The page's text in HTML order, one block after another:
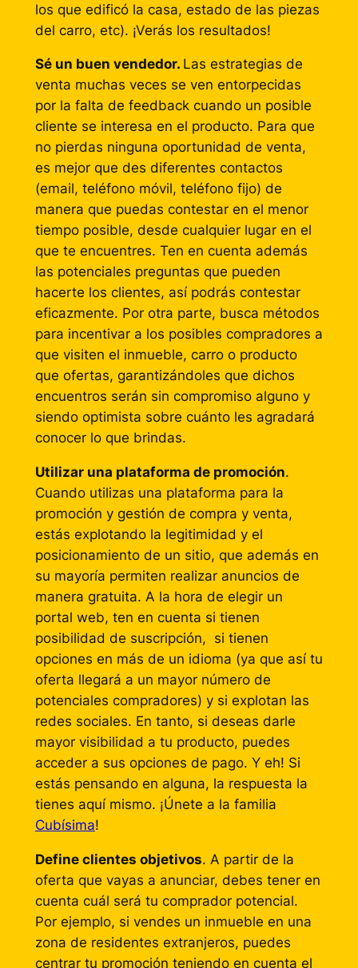
los que edificó la casa, estado de las piezas
del carro, etc). ¡Verás los resultados!
Sé un buen vendedor. Las estrategias de
venta muchas veces se ven entorpecidas
por la falta de feedback cuando un posible
cliente se interesa en el producto. Para que
no pierdas ninguna oportunidad de venta,
es mejor que des diferentes contactos
(email, teléfono móvil, teléfono fijo) de
manera que puedas contestar en el menor
tiempo posible, desde cualquier lugar en el
que te encuentres. Ten en cuenta además
las potenciales preguntas que pueden
hacerte los clientes, así podrás contestar
eficazmente. Por otra parte, busca métodos
para incentivar a los posibles compradores a
que visiten el inmueble, carro o producto
que ofertas, garantizándoles que dichos
encuentros serán sin compromiso alguno y
siendo optimista sobre cuánto les agradará
conocer lo que brindas.
Utilizar una plataforma de promoción.
Cuando utilizas una plataforma para la
promoción y gestión de compra y venta,
estás explotando la legitimidad y el
posicionamiento de un sitio, que además en
su mayoría permiten realizar anuncios de
manera gratuita. A la hora de elegir un
portal web, ten en cuenta si tienen
posibilidad de suscripción, si tienen
opciones en más de un idioma (ya que así tu
oferta llegará a un mayor número de
potenciales compradores) y si explotan las
redes sociales. En tanto, si deseas darle
mayor visibilidad a tu producto, puedes
acceder a sus opciones de pago. Y eh! Si
estás pensando en alguna, la respuesta la
tienes aquí mismo. ¡Únete a la familia
Cubísima!
Define clientes objetivos. A partir de la
oferta que vayas a anunciar, debes tener en
cuenta cuál será tu comprador potencial.
Por ejemplo, si vendes un inmueble en una
zona de residentes extranjeros, puedes
centrar tu promoción teniendo en cuenta el